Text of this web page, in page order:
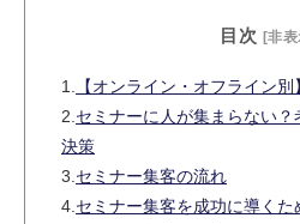
目次 [非
1.
【オンライン・オフライン
2. セミナーに人が集まらない
決策
3. セミナー集客の流れ
4. セミナー集客を成功に導くた